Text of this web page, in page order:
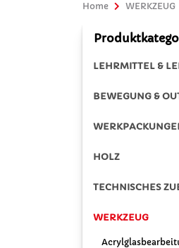
Home WERKZEUG
LEHRMITTEL &
BEWEGUNG &
HOLZ
TECHNISCHES
WERKZEUG